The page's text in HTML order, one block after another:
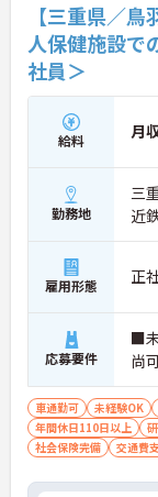
【三重県／
人保健施設で
社員＞
給料 月
勤務地
三
近
雇用形態 正
応募要件
■
尚
車通勤可 未経験OK
年間休日110日以上
社会保険完備
交通費